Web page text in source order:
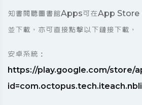
知書閱聽圖書館Apps可在App
並下載，亦可直接點擊以下鏈接下載，
安卓系統：
https://play.google.com/store/